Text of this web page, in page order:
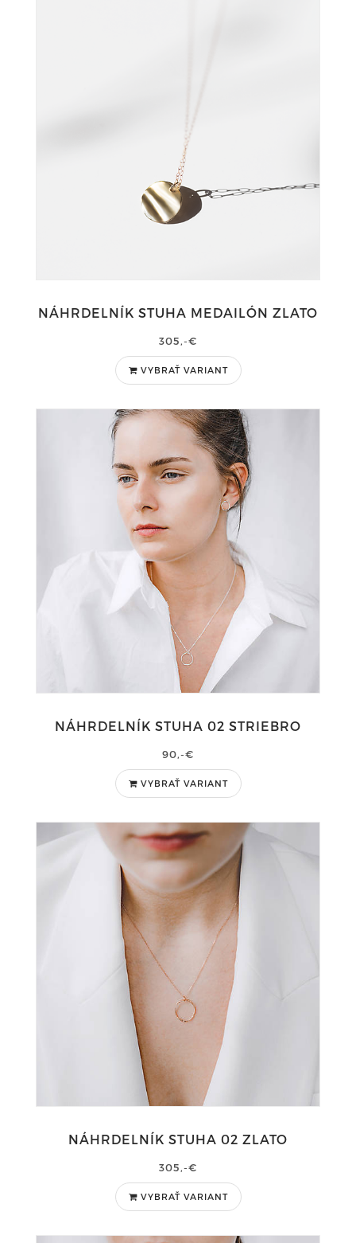
NÁHRDELNÍK STUHA MEDAILÓN ZLATO
305,-€
VYBRAŤ VARIANT
NÁHRDELNÍK STUHA 02 STRIEBRO
90,-€
VYBRAŤ VARIANT
NÁHRDELNÍK STUHA 02 ZLATO
305,-€
VYBRAŤ VARIANT